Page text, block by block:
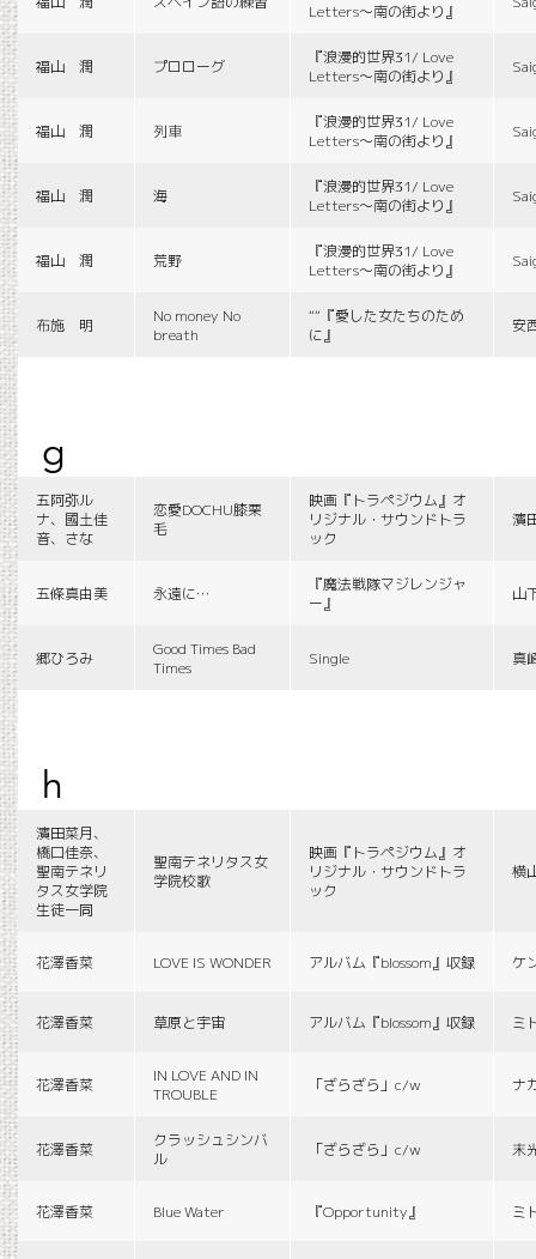
Letters〜南の街より』
福山 潤 プロローグ
『浪漫的世界31/ Love
Letters〜南の街より』
福山 潤 列車
『浪漫的世界31/ Love
Letters〜南の街より』
福山 潤 海
『浪漫的世界31/ Love
Letters〜南の街より』
福山 潤 荒野
『浪漫的世界31/ Love
Letters〜南の街より』
布施 明
No money No
breath
““『愛した女たちのため
に』
安
g
五阿弥ル
ナ、國土佳
音、さな
恋愛DOCHU膝栗
毛
映画『トラペジウム』オ
リジナル・サウンドトラ
ック
濱
五條真由美 永遠に…
『魔法戦隊マジレンジャ
ー』
山
郷ひろみ
Good Times Bad
Times
Single 真
h
濱田菜月、
橋口佳奈、
聖南テネリ
タス女学院
生徒一同
聖南テネリタス女
学院校歌
映画『トラペジウム』オ
リジナル・サウンドトラ
ック
横
花澤香菜 LOVE IS WONDER アルバム『blossom』収録 ケ
花澤香菜 草原と宇宙 アルバム『blossom』収録 ミ
花澤香菜
IN LOVE AND IN
TROUBLE
「ざらざら」c/w ナ
花澤香菜
クラッシュシンバ
ル
「ざらざら」c/w 末
花澤香菜 Blue Water 『Opportunity』 ミ